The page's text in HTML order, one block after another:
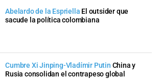
Abelardo de la Espriella El outsider que
sacude la política colombiana
Cumbre Xi Jinping-Vladímir Putin China y
Rusia consolidan el contrapeso global